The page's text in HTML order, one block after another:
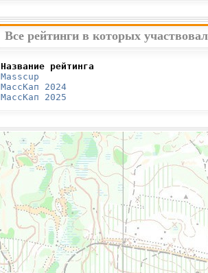
Все рейтинги в которых
Название рейтинга
Masscup
МассКап 2024
МассКап 2025